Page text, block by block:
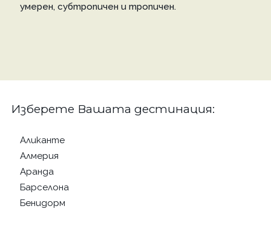
умерен, субтропичен и тропичен.
Изберете Вашата дестинация:
Аликанте
Алмерия
Аранда
Барселона
Бенидорм